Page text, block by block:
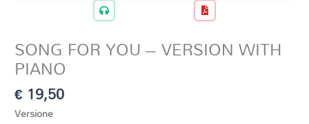
SONG FOR YOU – VERSION WITH
PIANO
€ 19,50
Versione